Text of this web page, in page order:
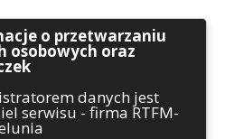
|INWESTYCJE
Szukaj
o przetwarzaniu
osobowych oraz
danych jest
serwisu - firma RTFM-